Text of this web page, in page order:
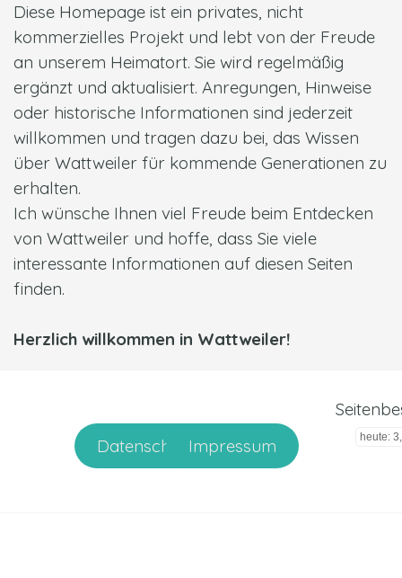
Diese Homepage ist ein privates, nicht
kommerzielles Projekt und lebt von der Freude
an unserem Heimatort. Sie wird regelmäßig
ergänzt und aktualisiert. Anregungen, Hinweise
oder historische Informationen sind jederzeit
willkommen und tragen dazu bei, das Wissen
über Wattweiler für kommende Generationen zu
erhalten.
Ich wünsche Ihnen viel Freude beim Entdecken
von Wattweiler und hoffe, dass Sie viele
interessante Informationen auf diesen Seiten
finden.
Herzlich willkommen in Wattweiler!
Datenschutzerklärung
Impressum heute: